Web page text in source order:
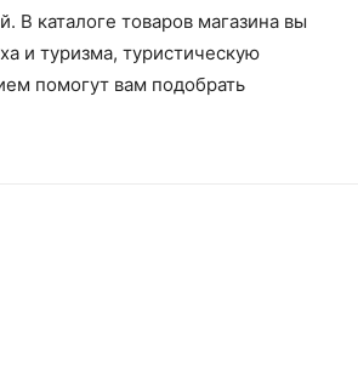
В каталоге товаров магазина вы
и туризма, туристическую
помогут вам подобрать